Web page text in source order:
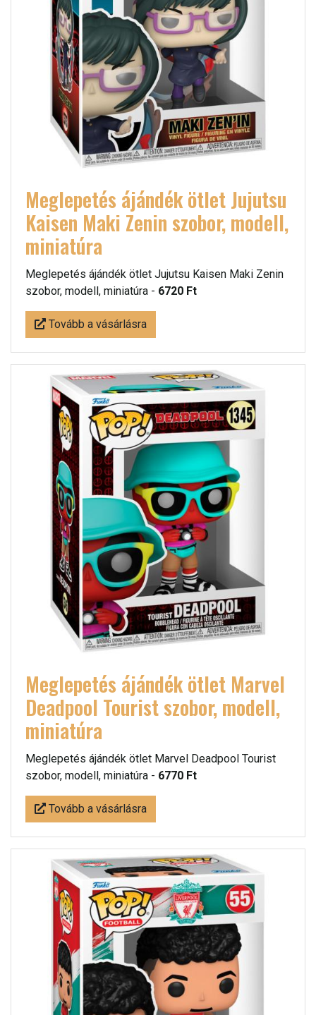
Meglepetés ájándék ötlet Jujutsu
Kaisen Maki Zenin szobor, modell,
miniatúra
Meglepetés ájándék ötlet Jujutsu Kaisen Maki Zenin
szobor, modell, miniatúra - 6720 Ft
Tovább a vásárlásra
Meglepetés ájándék ötlet Marvel
Deadpool Tourist szobor, modell,
miniatúra
Meglepetés ájándék ötlet Marvel Deadpool Tourist
szobor, modell, miniatúra - 6770 Ft
Tovább a vásárlásra